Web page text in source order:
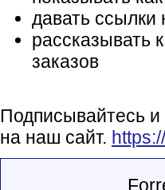
давать
рассказывать
заказов
Подписывайтесь
на наш сайт.